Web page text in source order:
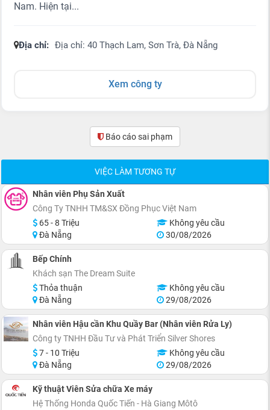
Nam. Hiện tại...
Địa chỉ: Địa chỉ: 40 Thạch Lam, Sơn Trà, Đà Nẵng
Xem công ty
Báo cáo sai phạm(0)
VIỆC LÀM TƯƠNG TỰ
Nhân viên Phụ Sản Xuất
Công Ty TNHH TM&SX Đồng Phục Việt Nam
65 - 8 Triệu
Không yêu cầu
Đà Nẵng
30/08/2026
Bếp Chính
Khách sạn The Dream Suite
Thỏa thuận
Không yêu cầu
Đà Nẵng
29/08/2026
Nhân viên Hậu cần Khu Quầy Bar (Nhân viên Rửa Ly)
Công ty TNHH Đầu Tư và Phát Triển Silver Shores
7 - 10 Triệu
Không yêu cầu
Đà Nẵng
29/08/2026
Kỹ thuật Viên Sửa chữa Xe máy
Hệ Thống Honda Quốc Tiến - Hà Giang Môtô